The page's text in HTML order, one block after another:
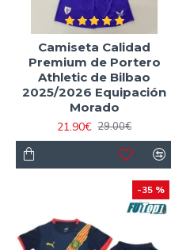
Camiseta Calidad
Premium de Portero
Athletic de Bilbao
2025/2026 Equipación
Morado
21.90€ 29.00€
-35 %